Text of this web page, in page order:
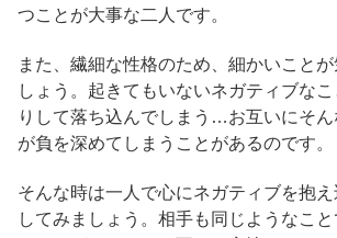
つことが大事な二人です。
また、繊細な性格のため、細かいこと
しょう。起きてもいないネガティブな
りして落ち込んでしまう…お互いにそん
が負を深めてしまうことがあるのです。
そんな時は一人で心にネガティブを抱
してみましょう。相手も同じようなこ